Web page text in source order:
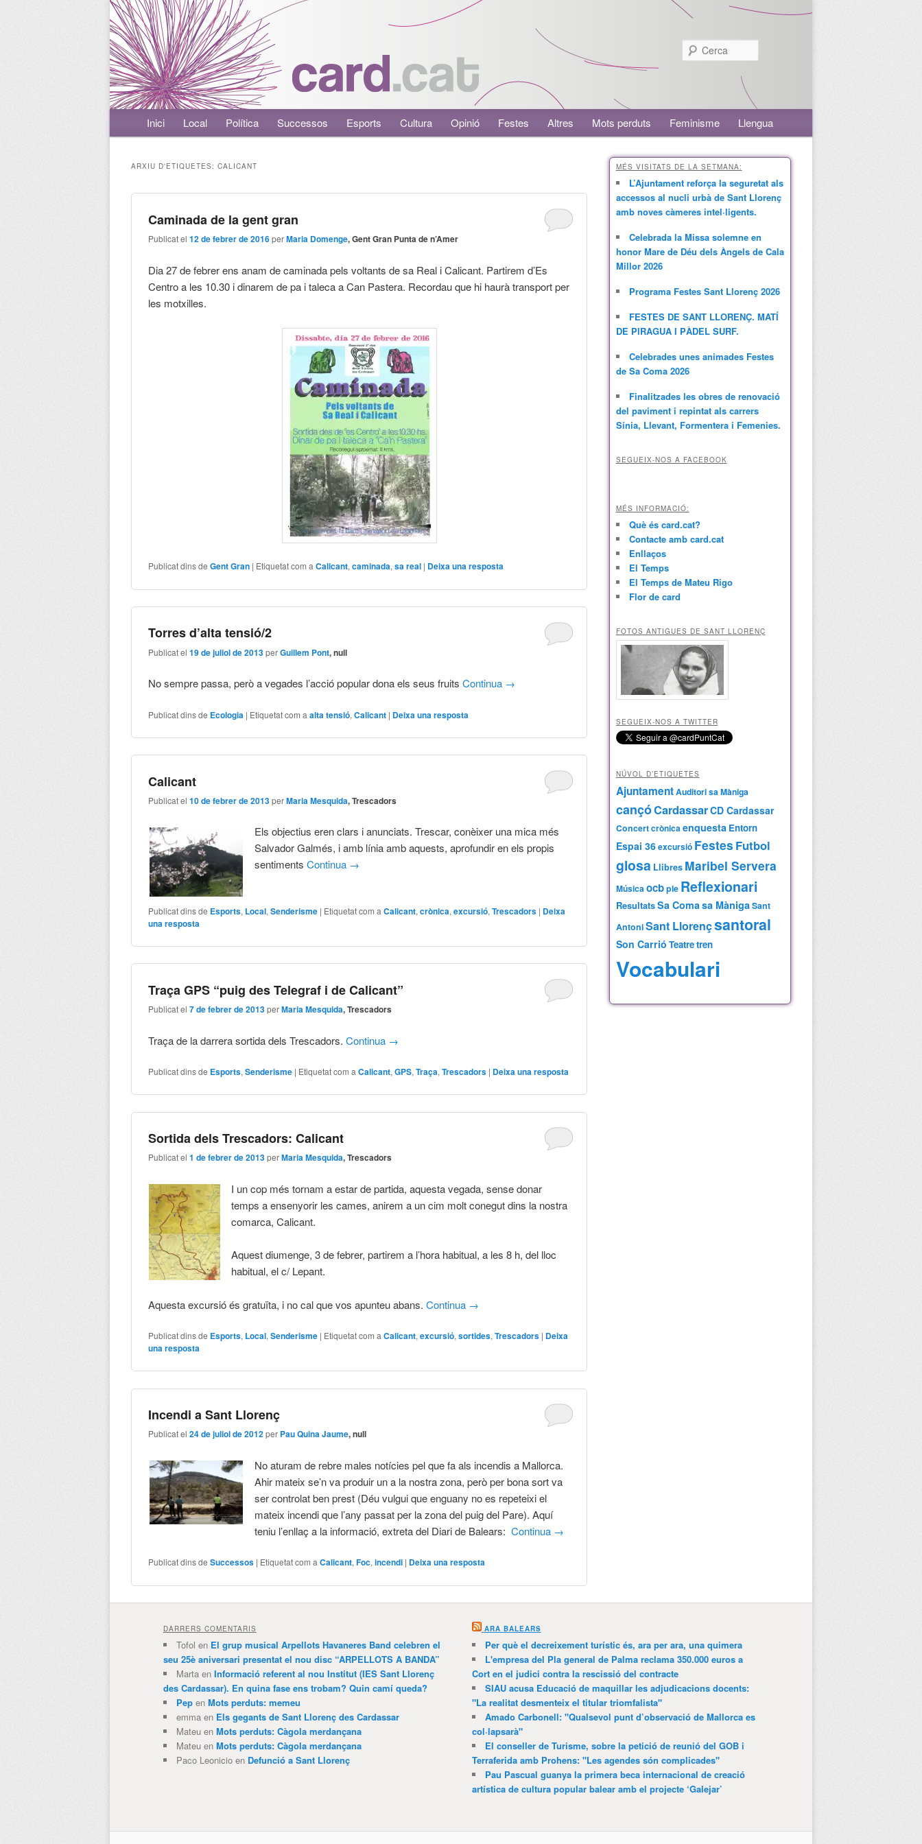
Menú principalAneu al contingut principal
Aneu al contingut secundari
Inici Local Política Successos Esports Cultura Opinió Festes Altres Mots perduts Feminisme Llengua
ARXIU D'ETIQUETES: CALICANT
Caminada de la gent gran
Publicat el12 de febrer de 2016perMaria Domenge, Gent Gran Punta de n’Amer
Dia 27 de febrer ens anam de caminada pels voltants de sa Real i Calicant. Partirem d’Es
Centro a les 10.30 i dinarem de pa i taleca a Can Pastera. Recordau que hi haurà transport per
les motxilles.
Publicat dins de Gent Gran | Etiquetat com a Calicant,caminada,sa real | Deixa una resposta
Torres d’alta tensió/2
Publicat el19 de juliol de 2013perGuillem Pont, null
No sempre passa, però a vegades l’acció popular dona els seus fruitsContinua →
Publicat dins de Ecologia | Etiquetat com a alta tensió,Calicant | Deixa una resposta
Calicant
Publicat el10 de febrer de 2013perMaria Mesquida, Trescadors
Els objectius eren clars i anunciats. Trescar, conèixer una mica més
Salvador Galmés, i amb línia amb aquests, aprofundir en els propis
sentimentsContinua →
Publicat dins de Esports, Local,Senderisme | Etiquetat com a Calicant,crònica,excursió,Trescadors | Deixa
una resposta
Traça GPS “puig des Telegraf i de Calicant”
Publicat el7 de febrer de 2013perMaria Mesquida, Trescadors
Traça de la darrera sortida dels Trescadors.Continua →
Publicat dins de Esports,Senderisme | Etiquetat com a Calicant,GPS,Traça,Trescadors | Deixa una resposta
Sortida dels Trescadors: Calicant
Publicat el1 de febrer de 2013perMaria Mesquida, Trescadors
I un cop més tornam a estar de partida, aquesta vegada, sense donar
temps a ensenyorir les cames, anirem a un cim molt conegut dins la nostra
comarca, Calicant.
Aquest diumenge, 3 de febrer, partirem a l’hora habitual, a les 8 h, del lloc
habitual, el c/ Lepant.
Aquesta excursió és gratuïta, i no cal que vos apunteu abans.Continua →
Publicat dins de Esports, Local,Senderisme | Etiquetat com a Calicant,excursió,sortides,Trescadors | Deixa
una resposta
Incendi a Sant Llorenç
Publicat el24 de juliol de 2012per Pau Quina Jaume, null
No aturam de rebre males notícies pel que fa als incendis a Mallorca.
Ahir mateix se’n va produir un a la nostra zona, però per bona sort va
ser controlat ben prest (Déu vulgui que enguany no es repeteixi el
mateix incendi que l’any passat per la zona del puig del Pare). Aquí
teniu l’enllaç a la informació, extreta del Diari de Balears:Continua →
Publicat dins de Successos | Etiquetat com a Calicant,Foc,incendi | Deixa una resposta
MÉS VISITATS DE LA SETMANA:
L’Ajuntament reforça la seguretat als
accessos al nucli urbà de Sant Llorenç
amb noves càmeres intel·ligents.
Celebrada la Missa solemne en
honor Mare de Déu dels Àngels de Cala
Millor 2026
Programa Festes Sant Llorenç 2026
FESTES DE SANT LLORENÇ. MATÍ
DE PIRAGUA I PÀDEL SURF.
Celebrades unes animades Festes
de Sa Coma 2026
Finalitzades les obres de renovació
del paviment i repintat als carrers
Sínia, Llevant, Formentera i Femenies.
SEGUEIX-NOS A FACEBOOK
MÉS INFORMACIÓ:
Què és card.cat?
Contacte amb card.cat
Enllaços
El Temps
El Temps de Mateu Rigo
Flor de card
FOTOS ANTIGUES DE SANT LLORENÇ
SEGUEIX-NOS A TWITTER
NÚVOL D’ETIQUETES
AjuntamentAuditori sa Màniga
cançóCardassarCD Cardassar
Concertcrònicaenquesta Entorn
Espai 36excursió Festes Futbol
glosa Llibres Maribel Servera
Músicaocbple Reflexionari
ResultatsSa Comasa MànigaSant
AntoniSant Llorençsantoral
Son Carrió Teatretren
Vocabulari
DARRERS COMENTARIS
Tofol en El grup musical Arpellots Havaneres Band celebren el
seu 25è aniversari presentat el nou disc “ARPELLOTS A BANDA”
Martaen Informació referent al nou Institut (IES Sant Llorenç
des Cardassar). En quina fase ens trobam? Quin camí queda?
Pepen Mots perduts: memeu
emmaen Els gegants de Sant Llorenç des Cardassar
Mateuen Mots perduts: Càgola merdançana
Mateuen Mots perduts: Càgola merdançana
Paco Leonicioen Defunció a Sant Llorenç
ARA BALEARS
Per què el decreixement turístic és, ara per ara, una quimera
L'empresa del Pla general de Palma reclama 350.000 euros a
Cort en el judici contra la rescissió del contracte
SIAU acusa Educació de maquillar les adjudicacions docents:
"La realitat desmenteix el titular triomfalista"
Amado Carbonell: "Qualsevol punt d’observació de Mallorca es
col·lapsarà"
El conseller de Turisme, sobre la petició de reunió del GOB i
Terraferida amb Prohens: "Les agendes són complicades"
Pau Pascual guanya la primera beca internacional de creació
artística de cultura popular balear amb el projecte ‘Galejar’